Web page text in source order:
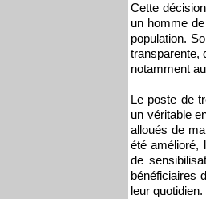
Cette
un homme
population.
transparente,
notamment
Le poste de
un véritable
alloués de
été amélioré,
de
bénéficiaires
leur quotidien.